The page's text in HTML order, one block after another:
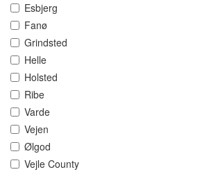
Esbjerg
Fanø
Grindsted
Helle
Holsted
Ribe
Varde
Vejen
Ølgod
Vejle County